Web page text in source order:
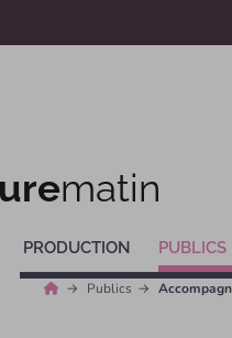
matin
PRODUCTION PUBLICS
Publics